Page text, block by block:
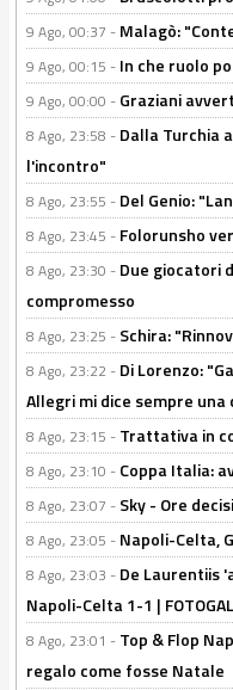
9 Ago, 00:37 - Malagò:
9 Ago, 00:15 - In che ruolo
9 Ago, 00:00 - Graziani
8 Ago, 23:58 - Dalla Turchia
l'incontro"
8 Ago, 23:55 - Del Genio:
8 Ago, 23:45 - Folorunsho
8 Ago, 23:30 - Due giocatori
compromesso
8 Ago, 23:25 - Schira:
8 Ago, 23:22 - Di Lorenzo:
Allegri mi dice sempre
8 Ago, 23:15 - Trattativa in
8 Ago, 23:10 - Coppa Italia:
8 Ago, 23:07 - Sky - Ore
8 Ago, 23:05 - Napoli-Celta,
8 Ago, 23:03 - De Laurentiis
Napoli-Celta 1-1 |
8 Ago, 23:01 - Top & Flop
regalo come fosse Natale